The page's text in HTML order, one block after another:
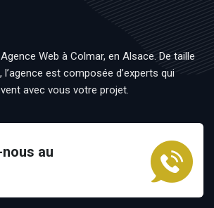
Web à Colmar, en Alsace. De taille
est composée d’experts qui
avec vous votre projet.
au